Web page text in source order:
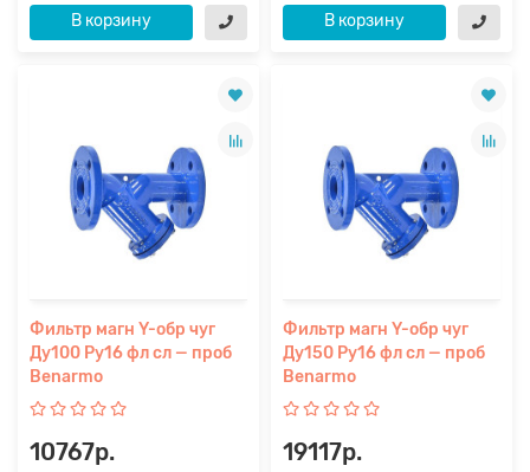
В корзину В корзину
Фильтр магн Y-обр чуг
Ду100 Ру16 фл сл — проб
Benarmo
10767р.
Фильтр магн Y-обр чуг
Ду150 Ру16 фл сл — проб
Benarmo
19117р.